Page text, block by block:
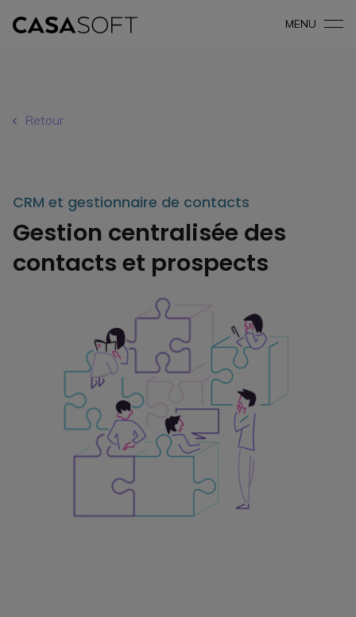
MENU
Retour
CRM et gestionnaire de contacts
Gestion centralisée des
contacts et prospects